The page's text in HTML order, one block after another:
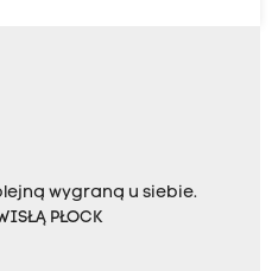
wygraną u siebie.
PŁOCK